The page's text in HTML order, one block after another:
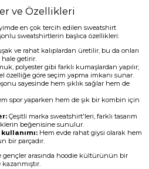
ve Özellikleri
en çok tercih edilen sweatshirt
sweatshirtlerin başlıca özellikleri:
ve rahat kalıplardan üretilir, bu da onları
getirir.
polyester gibi farklı kumaşlardan yapılır;
özelliğe göre seçim yapma imkanı sunar.
sayesinde hem şıklık sağlar hem de
spor yaparken hem de şık bir kombin için
Çeşitli marka sweatshirt'leri, farklı tasarım
beğenisine sunulur.
Hem evde rahat giysi olarak hem
bir parçadır.
gençler arasında hoodie kültürünün bir